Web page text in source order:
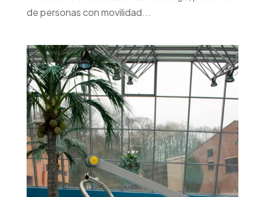
de personas con movilidad...